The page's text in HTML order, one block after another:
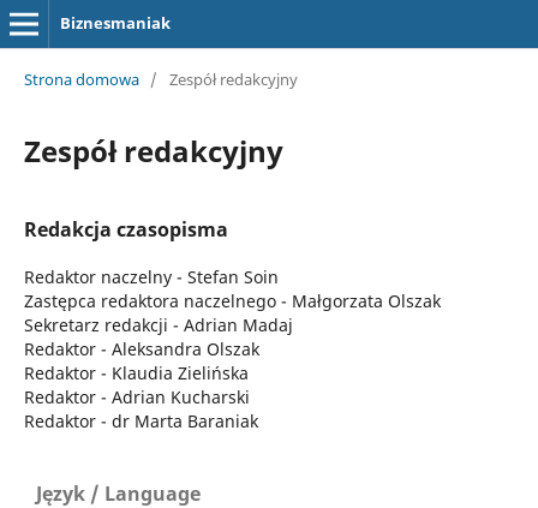
Biznesmaniak
Strona domowa / Zespół redakcyjny
Zespół redakcyjny
Redakcja czasopisma
Redaktor naczelny - Stefan Soin
Zastępca redaktora naczelnego - Małgorzata Olszak
Sekretarz redakcji - Adrian Madaj
Redaktor - Aleksandra Olszak
Redaktor - Klaudia Zielińska
Redaktor - Adrian Kucharski
Redaktor - dr Marta Baraniak
Język / Language